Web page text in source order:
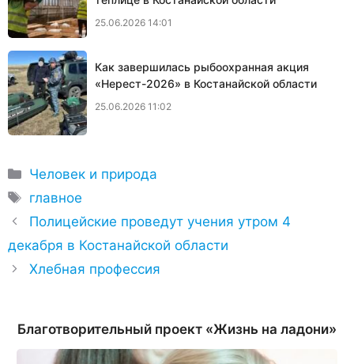
25.06.2026 14:01
Как завершилась рыбоохранная акция
«Нерест-2026» в Костанайской области
25.06.2026 11:02
Рубрики
Человек и природа
Метки
главное
Полицейские проведут учения утром 4
декабря в Костанайской области
Хлебная профессия
Благотворительный проект «Жизнь на ладони»